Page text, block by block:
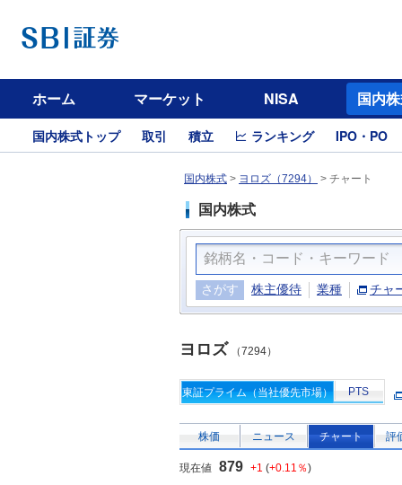
ホーム マーケット NISA 国内
国内株式トップ 取引 積立 ランキング IPO・PO
国内株式 > ヨロズ（7294） > チャート
国内株式
さがす 株主優待 業種 チャ
ヨロズ （7294）
東証プライム（当社優先市場） PTS
株価 ニュース チャート 評
現在値 879 +1 (+0.11％)